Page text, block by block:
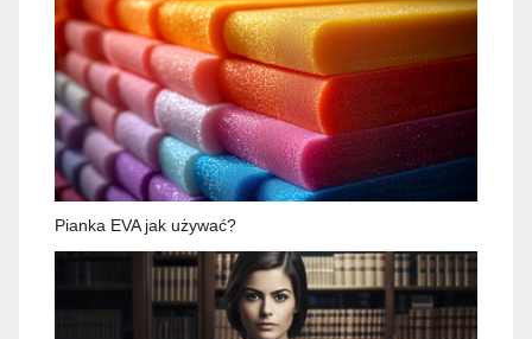
Pianka EVA jak używać?